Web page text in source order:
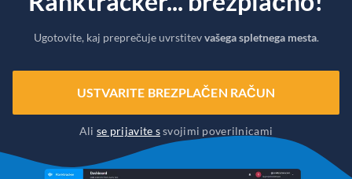
Ugotovite, kaj preprečuje uvrstitevvašega spletnega mesta.
USTVARITE BREZPLAČEN RAČUN
Alise prijavite ssvojimi poverilnicami